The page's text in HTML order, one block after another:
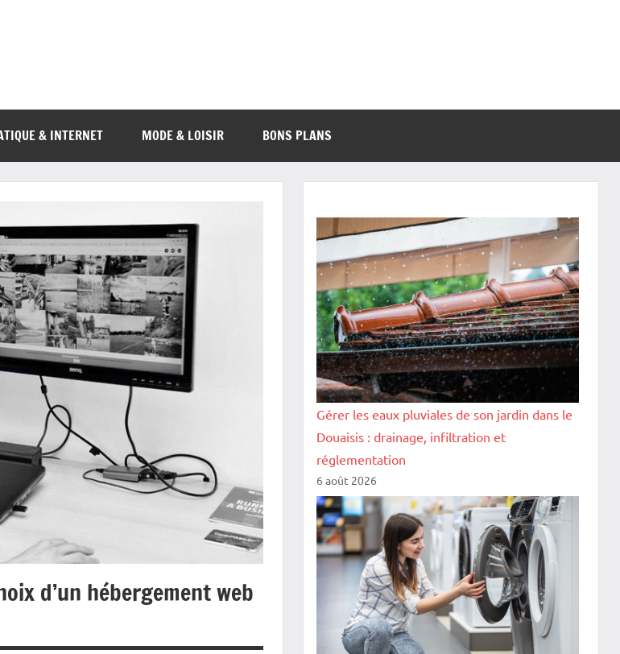
& INTERNET MODE & LOISIR BONS PLANS
d’un hébergement web
Gérer les eaux pluviales de son jardin dans le
Douaisis : drainage, infiltration et
réglementation
6 août 2026